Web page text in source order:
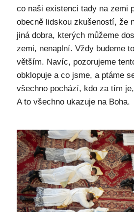
co naši existenci tady na zemi
obecně lidskou zkušeností, že
jiná dobra, kterých můžeme
zemi, nenaplní. Vždy budeme
větším. Navíc, pozorujeme
obklopuje a co jsme, a ptáme
všechno pochází, kdo za tím
A to všechno ukazuje na Boha.